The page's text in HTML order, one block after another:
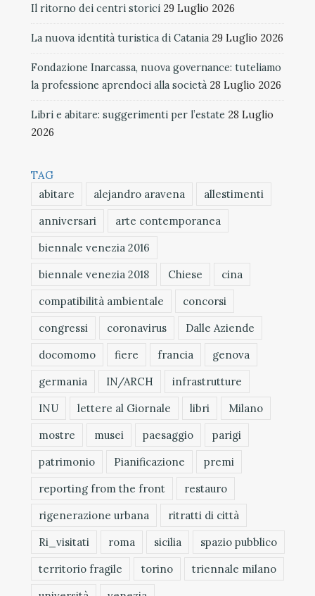
Il ritorno dei centri storici 29 Luglio 2026
La nuova identità turistica di Catania 29 Luglio 2026
Fondazione Inarcassa, nuova governance: tuteliamo
la professione aprendoci alla società 28 Luglio 2026
Libri e abitare: suggerimenti per l’estate 28 Luglio
2026
TAG
abitare
alejandro aravena
allestimenti
anniversari
arte contemporanea
biennale venezia 2016
biennale venezia 2018
Chiese
cina
compatibilità ambientale
concorsi
congressi
coronavirus
Dalle Aziende
docomomo
fiere francia
genova
germania
IN/ARCH
infrastrutture
INU
lettere al Giornale libri
Milano
mostre
musei paesaggio
parigi
patrimonio
Pianificazione
premi
reporting from the front
restauro
rigenerazione urbana
ritratti di città
Ri_visitati
roma sicilia
spazio pubblico
territorio fragile
torino
triennale milano